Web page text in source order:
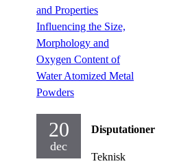
and Properties
Influencing the Size,
Morphology and
Oxygen Content of
Water Atomized Metal
Powders
20
dec
Disputationer
Teknisk